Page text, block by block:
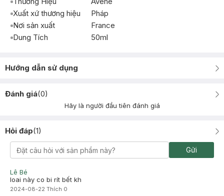
Xuất xứ thương hiệu
Pháp
Nơi sản xuất
France
Dung Tích
50ml
Hướng dẫn sử dụng
Đánh giá(0)
Hãy là người đầu tiên đánh giá
Hỏi đáp(1)
Gửi
Lê Bé
loai này co bi rít bết kh
2024-08-22 Thích 0